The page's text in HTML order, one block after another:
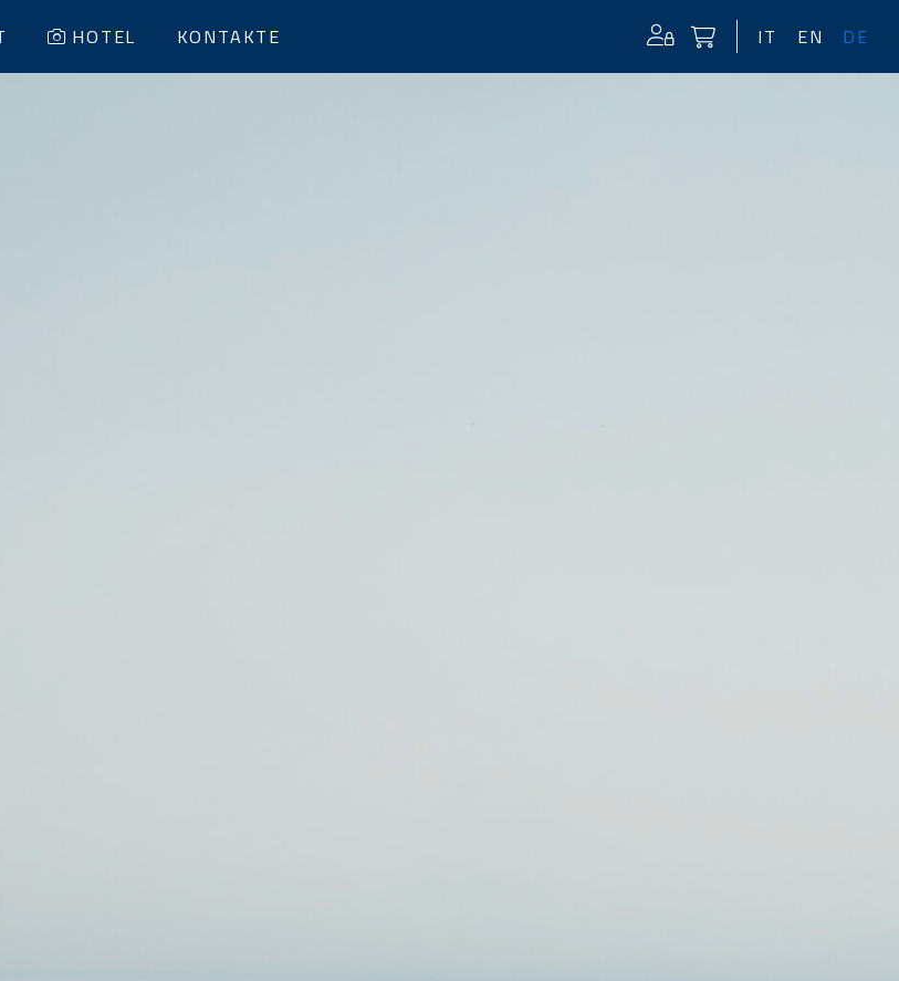
HOTEL KONTAKTE IT EN DE